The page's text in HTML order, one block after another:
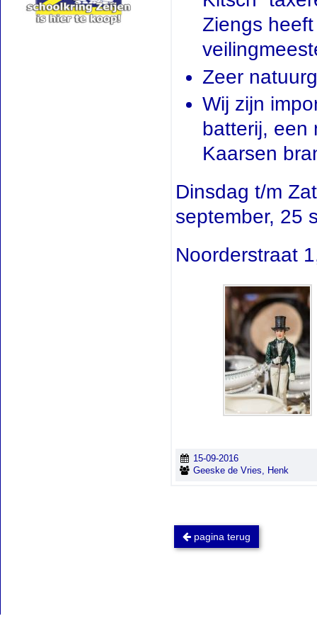
Ziengs
Zeer
Wij zijn
batterij, een
Kaarsen
Dinsdag t/m
september, 25
Noorderstraat
15-09-2016
Geeske de Vries, Henk
pagina terug